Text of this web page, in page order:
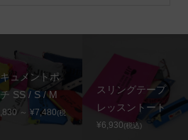
キュメントポ
SS / S / M
～ ¥7,480(税
スリングテープ
レッスントート
¥6,930(税込)